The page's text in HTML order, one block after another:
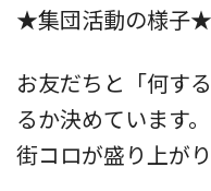
★集団活動の様子★
お友だちと「何す
るか決めています
街コロが盛り上がり